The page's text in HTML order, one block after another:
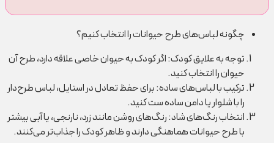
چگونه لباس‌های طرح حیوانات را انتخاب کنیم؟
توجه به علایق کودک: اگر کودک به حیوان خاصی علاقه دارد، طرح آن
حیوان را انتخاب کنید.
ترکیب با لباس‌های ساده: برای حفظ تعادل در استایل، لباس طرح‌دار
را با شلوار یا دامن ساده ست کنید.
انتخاب رنگ‌های شاد: رنگ‌های روشن مانند زرد، نارنجی، یا آبی بیشتر
با طرح حیوانات هماهنگی دارند و ظاهر کودک را جذاب‌تر می‌کنند.